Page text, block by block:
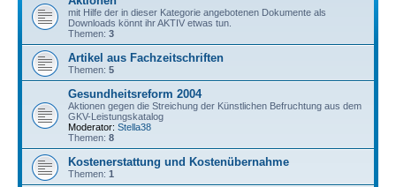
mit Hilfe der in dieser Kategorie angebotenen Dokumente als
Downloads könnt ihr AKTIV etwas tun.
Themen: 3
Artikel aus Fachzeitschriften
Themen: 5
Gesundheitsreform 2004
Aktionen gegen die Streichung der Künstlichen Befruchtung aus dem
GKV-Leistungskatalog
Moderator: Stella38
Themen: 8
Kostenerstattung und Kostenübernahme
Themen: 1